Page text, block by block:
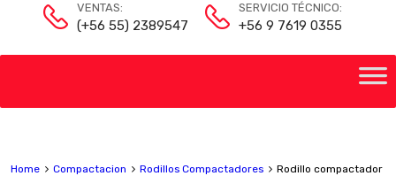
VENTAS:
(+56 55) 2389547
SERVICIO TÉCNICO:
+56 9 7619 0355
Home Compactacion Rodillos Compactadores
Rodillo compactador